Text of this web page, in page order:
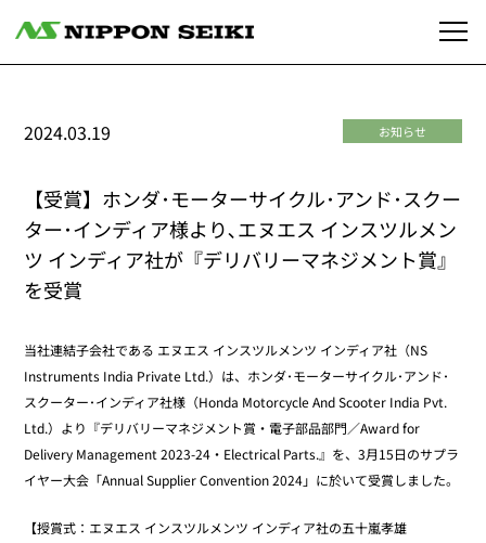
お知らせ
2024.03.19
【受賞】ホンダ･モーターサイクル･アンド･スクー
ター･インディア様より､エヌエス インスツルメン
ツ インディア社が『デリバリーマネジメント賞』
を受賞
当社連結子会社である エヌエス インスツルメンツ インディア社（NS
Instruments India Private Ltd.）は、ホンダ･モーターサイクル･アンド･
スクーター･インディア社様（Honda Motorcycle And Scooter India Pvt.
Ltd.）より『デリバリーマネジメント賞・電子部品部門／Award for
Delivery Management 2023-24・Electrical Parts.』を、3月15日のサプラ
イヤー大会「Annual Supplier Convention 2024」に於いて受賞しました。
【授賞式：エヌエス インスツルメンツ インディア社の五十嵐孝雄